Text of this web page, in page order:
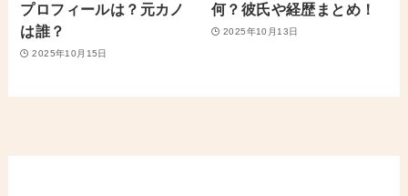
プロフィールは？元カノ
は誰？
2025年10月15日
何？彼氏や経歴まとめ！
2025年10月13日